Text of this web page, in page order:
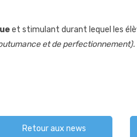
et stimulant durant lequel les
et de perfectionnement).
Retour aux news